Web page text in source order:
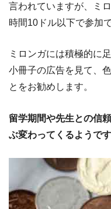
言われていますが、ミ
時間10ドル以下で参加
ミロンガには積極的に
小冊子の広告を見て、
とをお勧めします。
留学期間や先生との信
ぶ変わってくるようです